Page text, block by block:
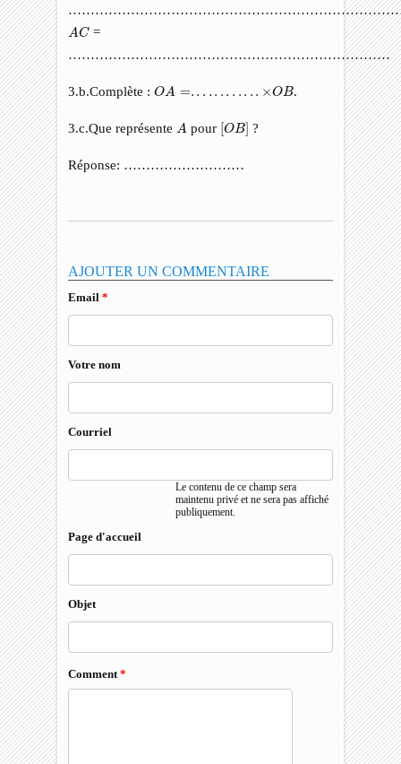
AC
A C =
………………………………………………………………
3.b.Complète :OA =. . . . . . . . . . . . ×OB
O A .
3.c.Que représente A
A pour [OB]
[OB] ?
Réponse: ………………………
AJOUTER UN COMMENTAIRE
Email*
Votre nom
Courriel
Le contenu de ce champ sera
maintenu privé et ne sera pas affiché
publiquement.
Page d'accueil
Objet
Comment*